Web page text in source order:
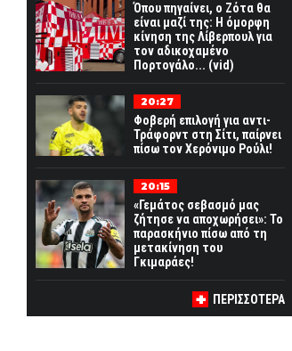
Όπου πηγαίνει, ο Ζότα θα
είναι μαζί της: Η όμορφη
κίνηση της Λίβερπουλ για
τον αδικοχαμένο
Πορτογάλο... (vid)
20:27
Φοβερή επιλογή για αντι-
Τράφορντ στη Σίτι, παίρνει
πίσω τον Χερόνιμο Ρούλι!
20:15
«Γεμάτος σεβασμό μας
ζήτησε να αποχωρήσει»: Το
παρασκήνιο πίσω από τη
μετακίνηση του
Γκιμαράες!
ΠΕΡΙΣΣΟΤΕΡΑ